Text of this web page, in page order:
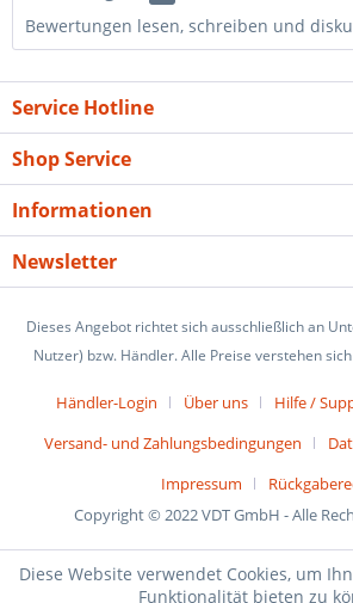
Bewertungen lesen, schreiben und
Service Hotline
Shop Service
Informationen
Newsletter
Dieses Angebot richtet sich ausschließlich an
Nutzer) bzw. Händler. Alle Preise verstehen
Händler-Login Über uns Hilfe /
Versand- und Zahlungsbedingungen
Impressum
Copyright © 2022 VDT GmbH - Alle
Diese Website verwendet Cookies, um
Funktionalität bieten zu